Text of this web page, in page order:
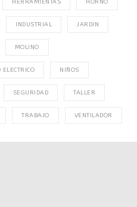
HERRAMIENTAS HORNO
INDUSTRIAL JARDIN
MOLINO
NIÑOS
SEGURIDAD TALLER
TRABAJO VENTILADOR